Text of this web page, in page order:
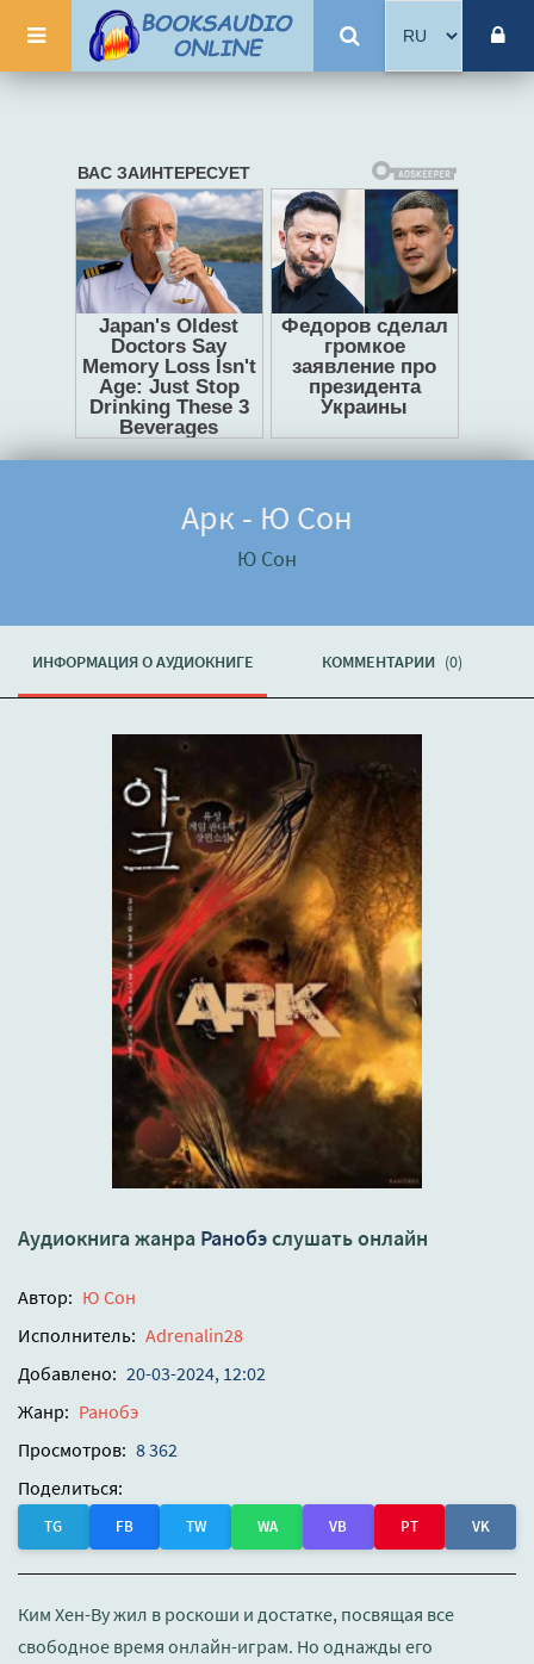
Арк - Ю Сон
Ю Сон
ИНФОРМАЦИЯ О АУДИОКНИГЕ КОММЕНТАРИИ (0)
Аудиокнига жанра Ранобэслушать онлайн
Автор: Ю Сон
Исполнитель: Adrenalin28
Добавлено: 20-03-2024, 12:02
Жанр: Ранобэ
Просмотров: 8 362
Поделиться:
TG FB TW WA VB PT VK
Ким Хен-Ву жил в роскоши и достатке, посвящая все
свободное время онлайн-играм. Но однажды его